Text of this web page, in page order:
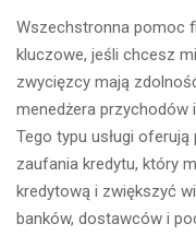
Wszechstronna pomoc
kluczowe, jeśli chcesz
zwycięzcy mają
menedżera
Tego typu usługi
zaufania kredytu, który
kredytową i zwiększyć
banków, dostawców i